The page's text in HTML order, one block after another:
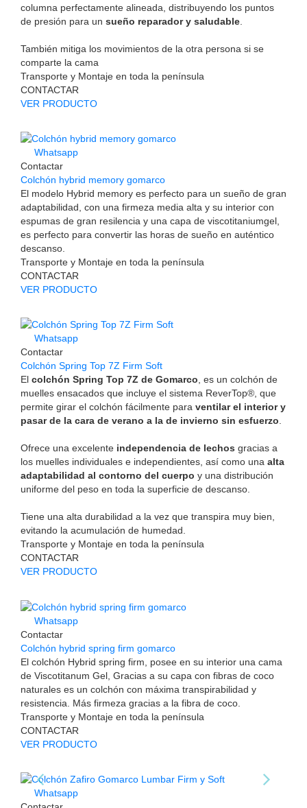
columna perfectamente alineada, distribuyendo los puntos
de presión para un sueño reparador y saludable
También mitiga los movimientos de la otra persona si se
comparte la cama
Transporte y Montaje en toda la península
CONTACTAR
VER PRODUCTO
Whatsapp
Contactar
Colchón hybrid memory gomarco
El modelo Hybrid memory es perfecto para un sueño de gran
adaptabilidad, con una firmeza media alta y su interior con
espumas de gran resilencia y una capa de viscotitaniumgel,
es perfecto para convertir las horas de sueño en auténtico
descanso.
Transporte y Montaje en toda la península
CONTACTAR
VER PRODUCTO
Whatsapp
Contactar
Colchón Spring Top 7Z Firm Soft
El colchón Spring Top 7Z de Gomarco, es un colchón de
muelles ensacados que incluye el sistema ReverTop®, que
permite girar el colchón fácilmente para ventilar el interior y
pasar de la cara de verano a la de invierno sin esfuerzo.
Ofrece una excelente independencia de lechos gracias a
los muelles individuales e independientes, así como una alta
adaptabilidad al contorno del cuerpo y una distribución
uniforme del peso en toda la superficie de descanso.
Tiene una alta durabilidad a la vez que transpira muy bien,
evitando la acumulación de humedad.
Transporte y Montaje en toda la península
CONTACTAR
VER PRODUCTO
Whatsapp
Contactar
Colchón hybrid spring firm gomarco
El colchón Hybrid spring firm, posee en su interior una cama
de Viscotitanum Gel, Gracias a su capa con fibras de coco
naturales es un colchón con máxima transpirabilidad y
resistencia. Más firmeza gracias a la fibra de coco.
Transporte y Montaje en toda la península
CONTACTAR
VER PRODUCTO
Whatsapp